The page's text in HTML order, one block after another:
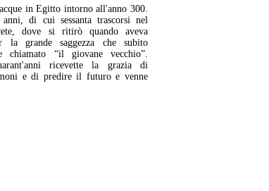
in Egitto intorno all'anno 300.
anni, di cui sessanta trascorsi nel
dove si ritirò quando aveva
la grande saggezza che subito
chiamato “il giovane vecchio”.
ricevette la grazia di
e di predire il futuro e venne